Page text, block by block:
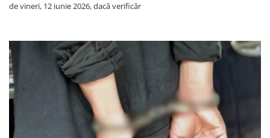
de vineri, 12 iunie 2026, dacă verificăr